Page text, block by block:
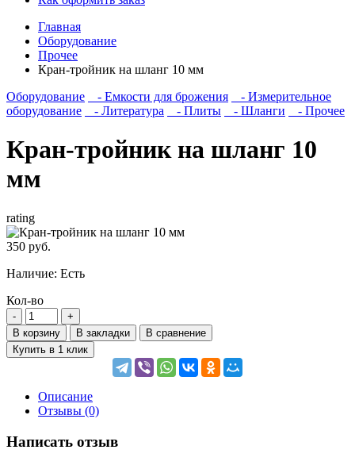
Главная
Оборудование
Прочее
Кран-тройник на шланг 10 мм
Оборудование
- Емкости для брожения
- Измерительное
оборудование
- Литература - Плиты - Шланги - Прочее
Кран-тройник на шланг 10
мм
rating
350 руб.
Наличие: Есть
Кол-во
В корзину В закладки
В сравнение
Купить в 1 клик
Описание
Отзывы (0)
Написать отзыв